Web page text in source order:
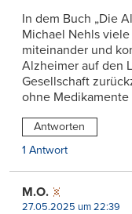
In dem Buch „Die
Michael Nehls
miteinander und
Alzheimer auf den
Gesellschaft
ohne Medikamente
Antworten
1 Antwort
M.O.
27.05.2025 um 22:39